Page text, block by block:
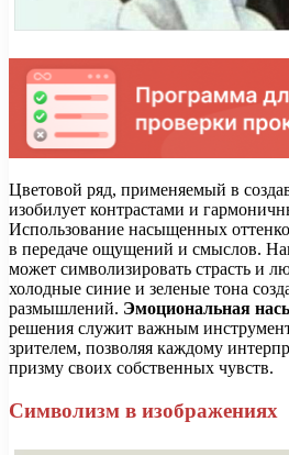
Цветовой ряд, применяемый в
изобилует контрастами и
Использование насыщенных
в передаче ощущений и смыслов.
может символизировать страсть и
холодные синие и зеленые тона
размышлений. Эмоциональная
решения служит важным
зрителем, позволяя каждому
призму своих собственных чувств.
Символизм в изображениях